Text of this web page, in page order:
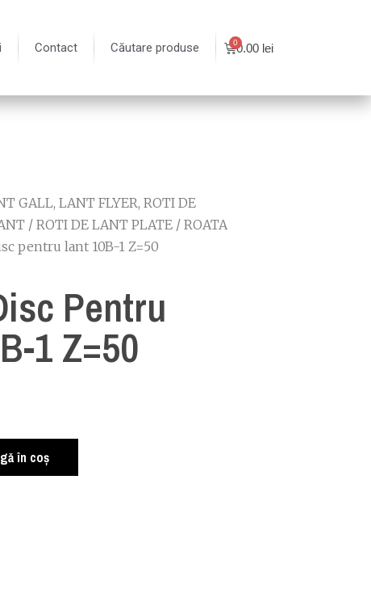
Contact Căutare produse 0.00 lei
GALL, LANT FLYER, ROTI DE
/ ROTI DE LANT PLATE / ROATA
pentru lant 10B-1 Z=50
Pentru
1 Z=50
în coș